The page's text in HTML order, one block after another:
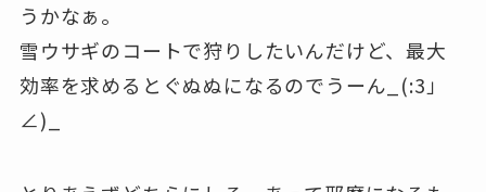
うかなぁ。
雪ウサギのコートで狩りしたいんだけど、最大
効率を求めるとぐぬぬになるのでうーん_(:3」
∠)_